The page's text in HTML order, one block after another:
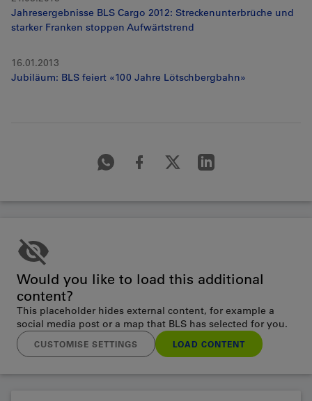
Jahresergebnisse BLS Cargo 2012: Streckenunterbrüche und
starker Franken stoppen Aufwärtstrend
16.01.2013
Jubiläum: BLS feiert «100 Jahre Lötschbergbahn»
Would you like to load this additional
content?
This placeholder hides external content, for example a
social media post or a map that BLS has selected for you.
CUSTOMISE SETTINGS LOAD CONTENT